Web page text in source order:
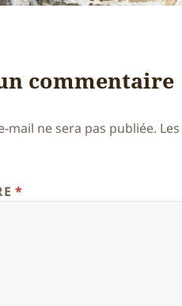
commentaire
mail ne sera pas publiée.
*